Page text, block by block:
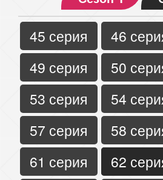
45 серия 46
49 серия
50
53 серия
54
57 серия
58
61 серия
62